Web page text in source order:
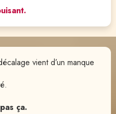
vient d’un manque
ça.